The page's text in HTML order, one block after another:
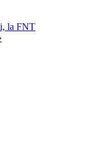
la FNT